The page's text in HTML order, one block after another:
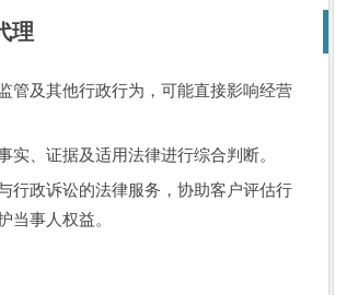
理
管及其他行政行为，可能直接影响经营
、证据及适用法律进行综合判断。
行政诉讼的法律服务，协助客户评估行
当事人权益。